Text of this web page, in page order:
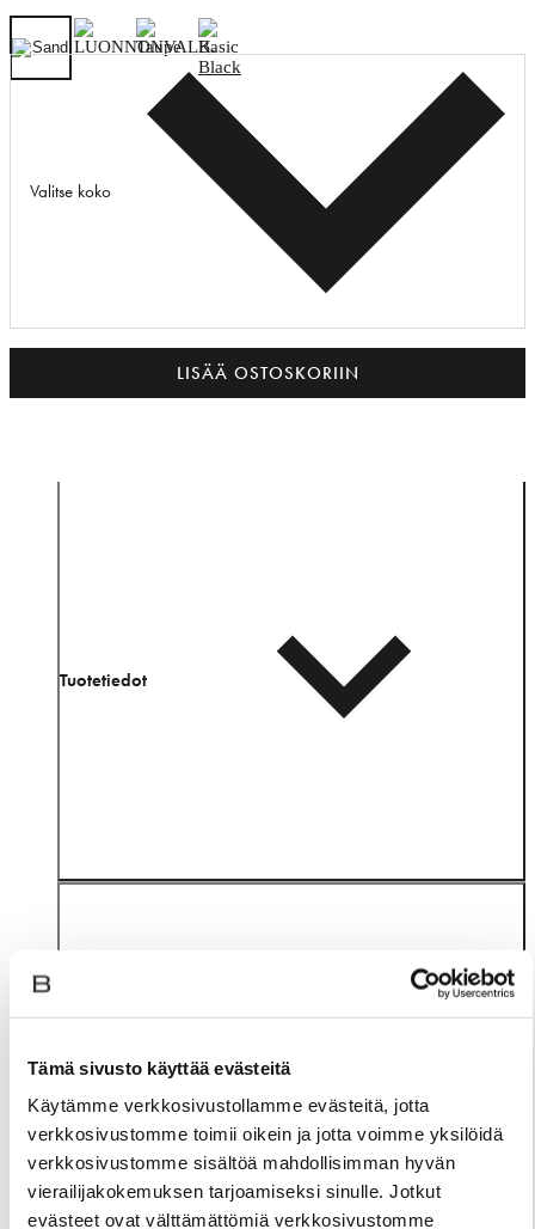
Tämä sivusto käyttää evästeitä
Käytämme verkkosivustollamme evästeitä, jotta
verkkosivustomme toimii oikein ja jotta voimme yksilöidä
verkkosivustomme sisältöä mahdollisimman hyvän
vierailijakokemuksen tarjoamiseksi sinulle. Jotkut
evästeet ovat välttämättömiä verkkosivustomme
Valitse koko
LISÄÄ OSTOSKORIIN
Tuotetiedot